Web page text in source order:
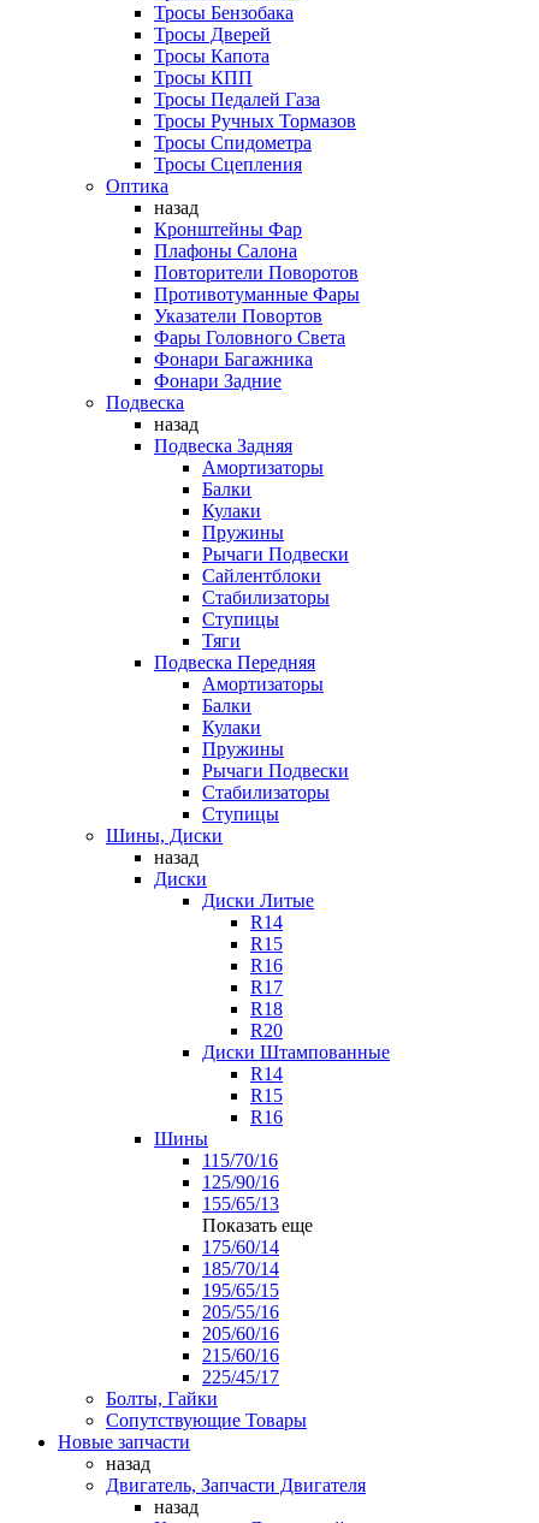
Тросы Бензобака
Тросы Дверей
Тросы Капота
Тросы КПП
Тросы Педалей Газа
Тросы Ручных Тормазов
Тросы Спидометра
Тросы Сцепления
Оптика
назад
Кронштейны Фар
Плафоны Салона
Повторители Поворотов
Противотуманные Фары
Указатели Повортов
Фары Головного Света
Фонари Багажника
Фонари Задние
Подвеска
назад
Подвеска Задняя
Амортизаторы
Балки
Кулаки
Пружины
Рычаги Подвески
Сайлентблоки
Стабилизаторы
Ступицы
Тяги
Подвеска Передняя
Амортизаторы
Балки
Кулаки
Пружины
Рычаги Подвески
Стабилизаторы
Ступицы
Шины, Диски
назад
Диски
Диски Литые
R14
R15
R16
R17
R18
R20
Диски Штампованные
R14
R15
R16
Шины
115/70/16
125/90/16
155/65/13
Показать еще
175/60/14
185/70/14
195/65/15
205/55/16
205/60/16
215/60/16
225/45/17
Болты, Гайки
Сопутствующие Товары
Новые запчасти
назад
Двигатель, Запчасти Двигателя
назад